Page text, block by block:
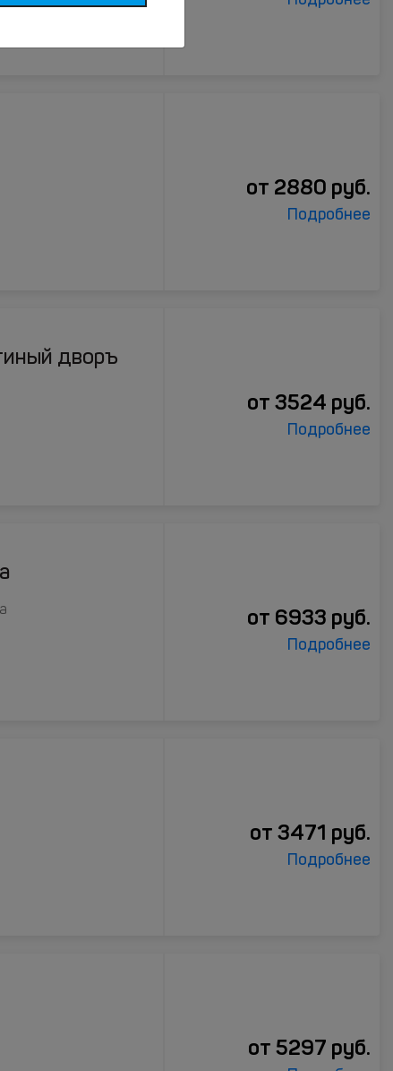
от 2880 руб.
Подробнее
дворъ
от 3524 руб.
Подробнее
от 6933 руб.
Подробнее
от 3471 руб.
Подробнее
от 5297 руб.